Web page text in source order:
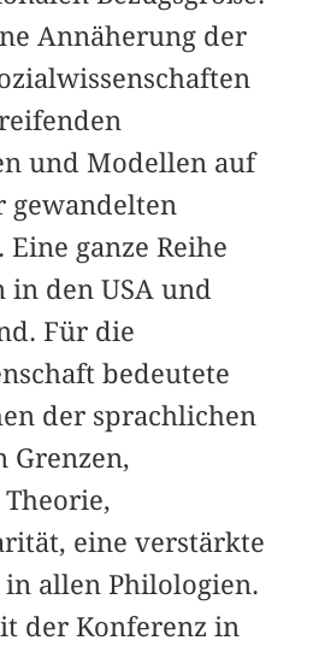
Annäherung der
und Modellen auf
gewandelten
ganze Reihe
den USA und
Für die
bedeutete
der sprachlichen
Grenzen,
eine verstärkte
allen Philologien.
der Konferenz in